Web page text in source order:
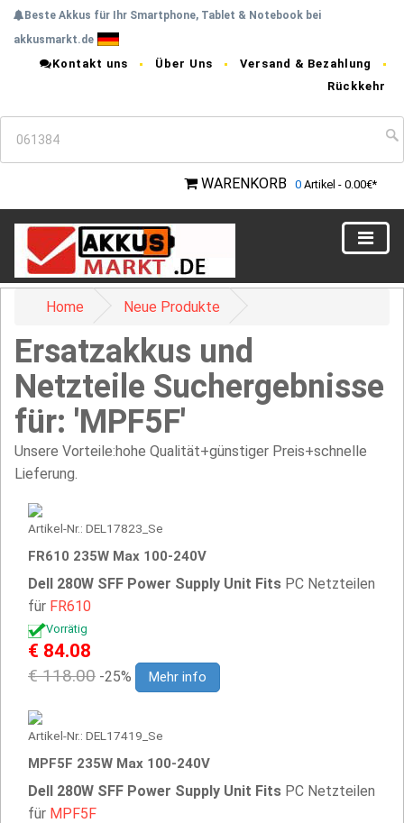
Beste Akkus für Ihr Smartphone, Tablet & Notebook bei
akkusmarkt.de
Kontakt uns Über Uns
Versand & Bezahlung
Rückkehr
WARENKORB 0 Artikel - 0.00€*
Home Neue Produkte
Ersatzakkus und
Netzteile Suchergebnisse
für: 'MPF5F'
Unsere Vorteile:hohe Qualität+günstiger Preis+schnelle
Lieferung.
Artikel-Nr.: DEL17823_Se
FR610 235W Max 100-240V
Dell 280W SFF Power Supply Unit Fits PC Netzteilen
für FR610
Vorrätig
€ 84.08
€ 118.00 -25% Mehr info
Artikel-Nr.: DEL17419_Se
MPF5F 235W Max 100-240V
Dell 280W SFF Power Supply Unit Fits PC Netzteilen
für MPF5F